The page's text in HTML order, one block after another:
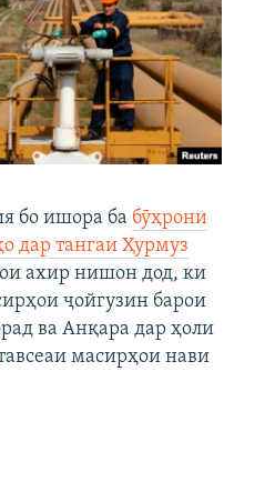
бо ишора ба бӯҳрони
дар тангаи Ҳурмуз
ахир нишон дод, ки
ҷойгузин барои
ва Анқара дар ҳоли
масирҳои нави